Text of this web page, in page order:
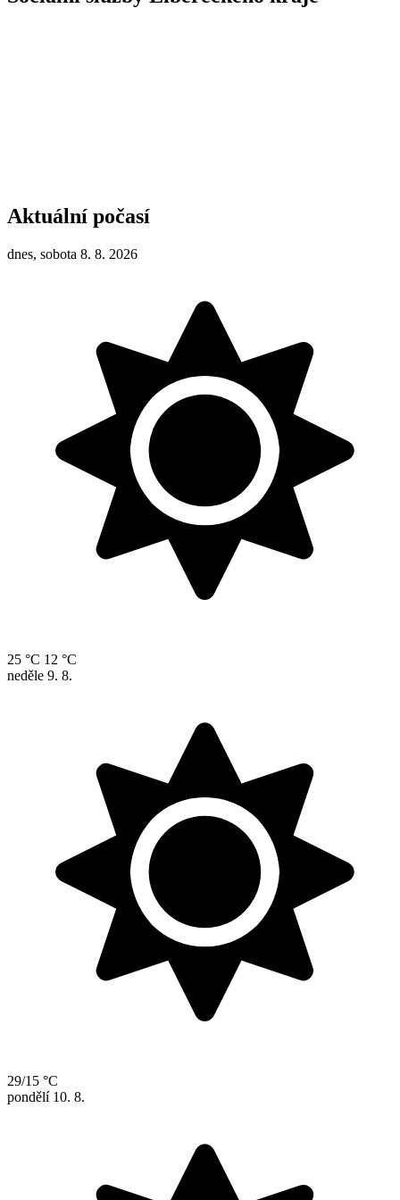
Aktuální počasí
dnes, sobota 8. 8. 2026
25 °C 12 °C
neděle 9. 8.
29/15 °C
pondělí 10. 8.